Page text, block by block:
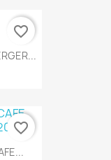
favorite_border
favorite_border